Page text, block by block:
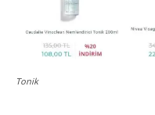
Tonik